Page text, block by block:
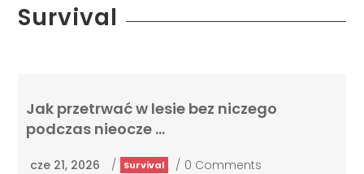
Survival
Jak przetrwać w lesie bez niczego
podczas nieocze …
cze 21, 2026 / Survival / 0 Comments